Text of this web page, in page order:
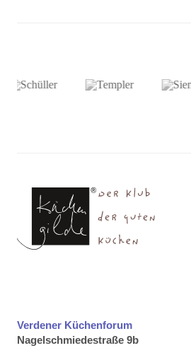
Verdener Küchenforum
Nagelschmiedestraße 9b